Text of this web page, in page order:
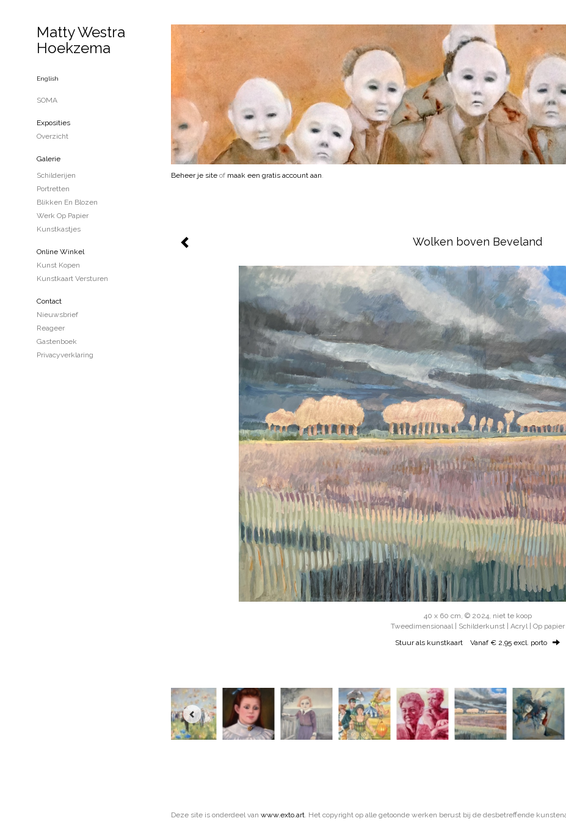
Beheer je site of maak een gratis account aan.
Wolken boven Beveland
40 x 60 cm, © 2024, niet te koop
Tweedimensionaal | Schilderkunst | Acryl | Op papier
Stuur als kunstkaart Vanaf € 2,95 excl. porto
Matty Westra
Hoekzema
English
SOMA
Exposities
Overzicht
Galerie
Schilderijen
Portretten
Blikken En Blozen
Werk Op Papier
Kunstkastjes
Online Winkel
Kunst Kopen
Kunstkaart Versturen
Contact
Nieuwsbrief
Reageer
Gastenboek
Privacyverklaring
Deze site is onderdeel van www.exto.art. Het copyright op alle getoonde werken berust bij de desbetreffende